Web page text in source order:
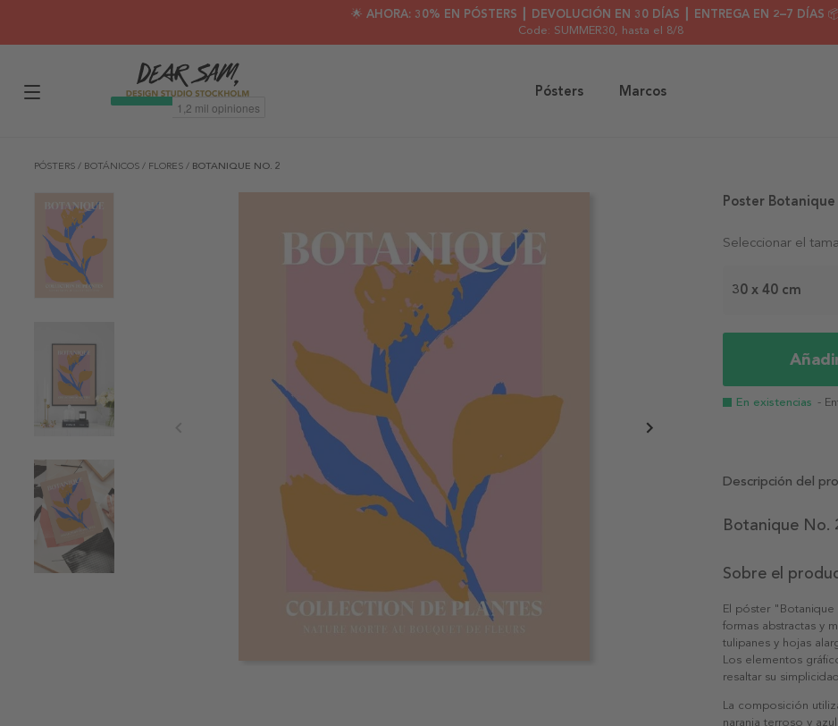
🌟 AHORA: 30% EN PÓSTERS ┃ DEVOLUCIÓN EN 30 DÍAS ┃ ENTREGA EN 2–7 DÍAS
Code: SUMMER30, hasta el 8/8
Pósters Marcos
PÓSTERS / BOTÁNICOS / FLORES / BOTANIQUE NO. 2
Seleccionar el
30 x 40 cm
En existencias -
Poster Botanique
Descripción del
Botanique No.
Sobre el
El póster
formas abstractas y
tulipanes y hojas
Los elementos
resaltar su
La composición
naranja terroso y